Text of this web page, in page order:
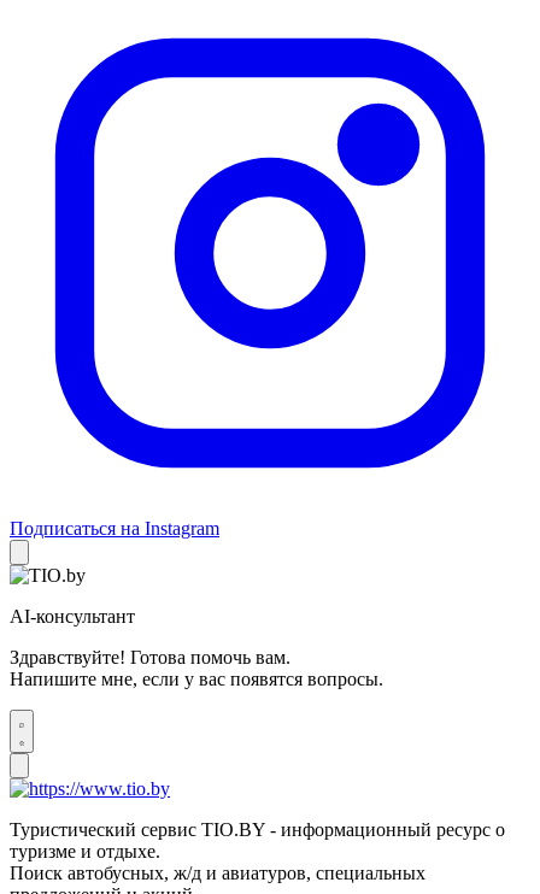
Подписаться на Instagram
AI-консультант
Здравствуйте! Готова помочь вам.
Напишите мне, если у вас появятся вопросы.
Туристический сервис TIO.BY - информационный ресурс о
туризме и отдыхе.
Поиск автобусных, ж/д и авиатуров, специальных